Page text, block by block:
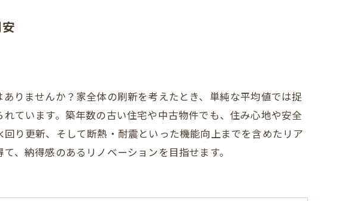
りませんか？家全体の刷新を考えたとき、単純な平均値では捉
ています。築年数の古い住宅や中古物件でも、住み心地や安全
り更新、そして断熱・耐震といった機能向上までを含めたリア
、納得感のあるリノベーションを目指せます。